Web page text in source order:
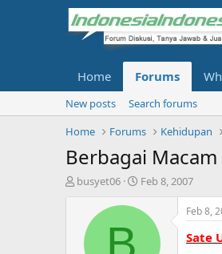
Home Forums
New posts
Search forums
Home
Forums Kehidupan
Berbagai Macam
T
busyet06
S
a
Feb 8, 2007
B
Feb 8,
Sate